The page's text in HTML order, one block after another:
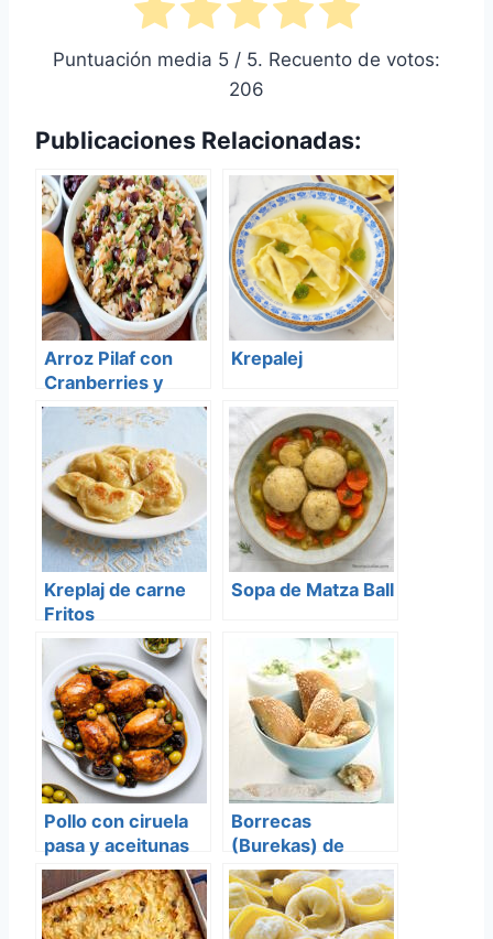
Puntuación media 5 / 5. Recuento de votos:
206
Publicaciones Relacionadas:
Arroz Pilaf con
Cranberries y
Almendras
Krepalej
Kreplaj de carne
Fritos
Sopa de Matza Ball
Pollo con ciruela
pasa y aceitunas
Borrecas
(Burekas) de
Queso